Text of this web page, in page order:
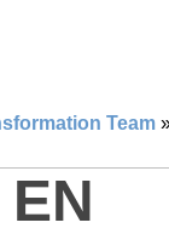
Team